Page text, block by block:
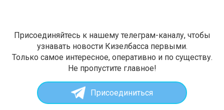
Присоединяйтесь к нашему телеграм-каналу, чтобы
узнавать новости Кизелбасса первыми.
Только самое интересное, оперативно и по существу.
Не пропустите главное!
Присоединиться